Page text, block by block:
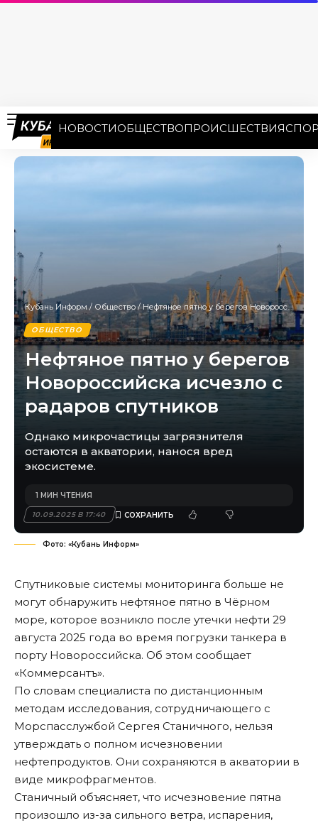
НОВОСТИОБЩЕСТВОПРОИСШЕСТВИЯ
Кубань Информ/ Общество/Нефтяное пятно у берегов Новороссийска исчезло с радаров спутников
ОБЩЕСТВО
Нефтяное пятно у берегов
Новороссийска исчезло с
радаров спутников
Однако микрочастицы загрязнителя
остаются в акватории, нанося вред
экосистеме.
10.09.2025 В 17:40
1 МИН ЧТЕНИЯ
Фото: «Кубань Информ»
Спутниковые системы мониторинга больше не
могут обнаружить нефтяное пятно в Чёрном
море, которое возникло после утечки нефти 29
августа 2025 года во время погрузки танкера в
порту Новороссийска. Об этом сообщает
«Коммерсантъ».
По словам специалиста по дистанционным
методам исследования, сотрудничающего с
Морспасслужбой Сергея Станичного, нельзя
утверждать о полном исчезновении
нефтепродуктов. Они сохраняются в акватории в
виде микрофрагментов.
Станичный объясняет, что исчезновение пятна
произошло из-за сильного ветра, испарения,